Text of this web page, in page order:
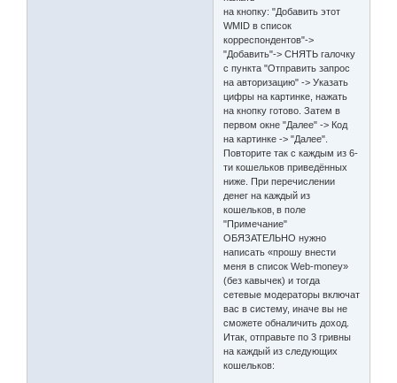
на кнопку: "Добавить этот
WMID в список
корреспондентов"->
"Добавить"-> СНЯТЬ галочку
с пункта "Отправить запрос
на авторизацию" -> Указать
цифры на картинке, нажать
на кнопку готово. Затем в
первом окне "Далее" -> Код
на картинке -> "Далее".
Повторите так с каждым из 6-
ти кошельков приведённых
ниже. При перечислении
денег на каждый из
кошельков‚ в поле
"Примечание"
ОБЯЗАТЕЛЬНО нужно
написать «прошу внести
меня в список Web-money»
(без кавычек) и тогда
сетевые модераторы включат
вас в систему, иначе вы не
сможете обналичить доход.
Итак, отправьте по 3 гривны
на каждый из следующих
кошельков: